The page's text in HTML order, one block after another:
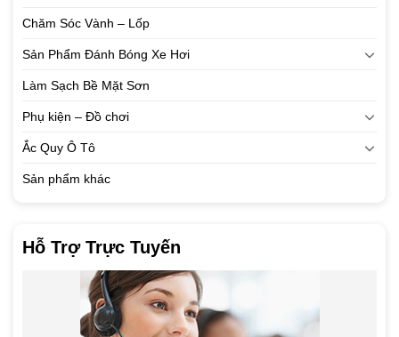
Chăm Sóc Vành – Lốp
Sản Phẩm Đánh Bóng Xe Hơi
Làm Sạch Bề Mặt Sơn
Phụ kiện – Đồ chơi
Ắc Quy Ô Tô
Sản phẩm khác
Hỗ Trợ Trực Tuyến